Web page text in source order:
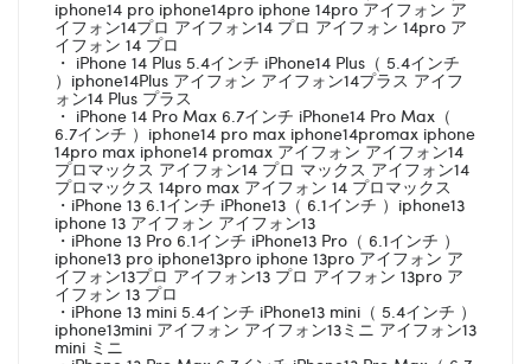
iphone14 pro iphone14pro iphone 14pro アイフォン ア
イフォン14プロ アイフォン14 プロ アイフォン 14pro ア
イフォン 14 プロ
・ iPhone 14 Plus 5.4インチ iPhone14 Plus（ 5.4インチ
）iphone14Plus アイフォン アイフォン14プラス アイフ
ォン14 Plus プラス
・ iPhone 14 Pro Max 6.7インチ iPhone14 Pro Max（
6.7インチ ）iphone14 pro max iphone14promax iphone
14pro max iphone14 promax アイフォン アイフォン14
プロマックス アイフォン14 プロ マックス アイフォン14
プロマックス 14pro max アイフォン 14 プロマックス
・iPhone 13 6.1インチ iPhone13（ 6.1インチ ）iphone13
iphone 13 アイフォン アイフォン13
・iPhone 13 Pro 6.1インチ iPhone13 Pro（ 6.1インチ ）
iphone13 pro iphone13pro iphone 13pro アイフォン ア
イフォン13プロ アイフォン13 プロ アイフォン 13pro ア
イフォン 13 プロ
・iPhone 13 mini 5.4インチ iPhone13 mini（ 5.4インチ ）
iphone13mini アイフォン アイフォン13ミニ アイフォン13
mini ミニ